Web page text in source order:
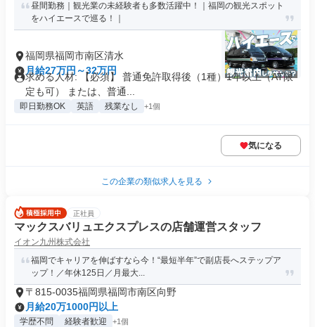
昼間勤務｜観光業の未経験者も多数活躍中！｜福岡の観光スポット
をハイエースで巡る！｜
福岡県福岡市南区清水
月給27万円～32万円
求める人材: 【必須】 普通免許取得後（1種）1年以上（AT限
定も可） または、普通...
即日勤務OK 英語 残業なし +1個
気になる
この企業の類似求人を見る
正社員
マックスバリュエクスプレスの店舗運営スタッフ
イオン九州株式会社
福岡でキャリアを伸ばすなら今！“最短半年”で副店長へステップア
ップ！／年休125日／月最大...
〒815-0035福岡県福岡市南区向野
月給20万1000円以上
学歴不問 経験者歓迎 +1個